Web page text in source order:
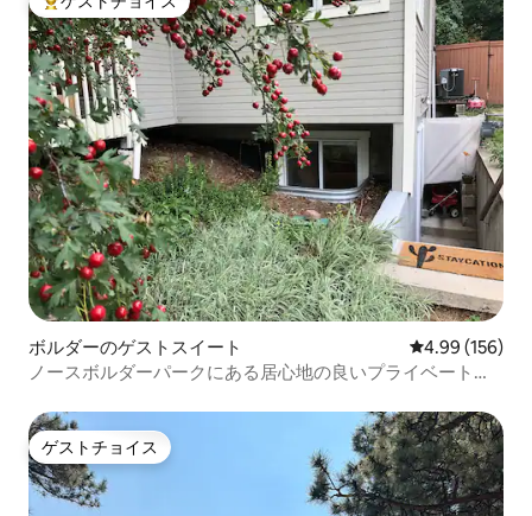
大好評のゲストチョイスです。
ボルダーのゲストスイート レビュー156
4.99 (156)
ノースボルダーパークにある居心地の良いプライベート地
ゲストチョイス
ゲストチョイス